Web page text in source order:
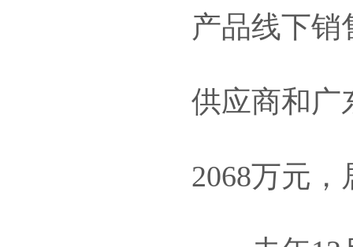
产品线下销
供应商和广
2068万元